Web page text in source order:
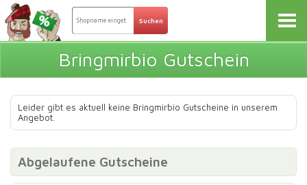
Bringmirbio Gutschein
Leider gibt es aktuell keine Bringmirbio Gutscheine in unserem
Angebot.
Abgelaufene Gutscheine